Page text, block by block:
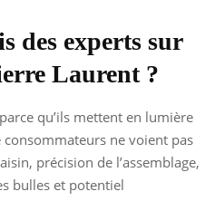
des experts sur
Laurent ?
qu’ils mettent en lumière
ne voient pas
précision de l’assemblage,
bulles et potentiel